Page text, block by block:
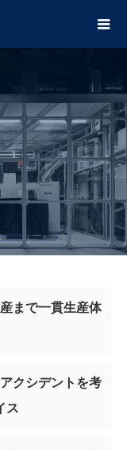
まで一貫生産体
クシデントを考
ス